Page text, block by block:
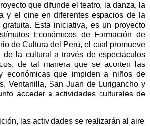
que difunde el teatro, la danza, la
y el cine en diferentes espacios de la
Esta iniciativa, es un proyecto
Económicos de Formación de
de Cultura del Perú, el cual promueve
de la cultural a través de espectáculos
de tal manera que se acorten las
económicas que impiden a niños de
Ventanilla, San Juan de Lurigancho y
acceder a actividades culturales de
las actividades se realizarán al aire